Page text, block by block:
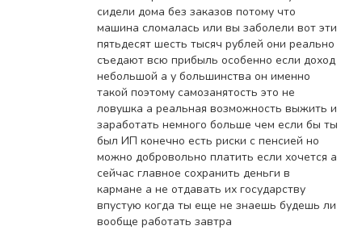
сидели дома без заказов потому что
машина сломалась или вы заболели вот эти
пятьдесят шесть тысяч рублей они реально
съедают всю прибыль особенно если доход
небольшой а у большинства он именно
такой поэтому самозанятость это не
ловушка а реальная возможность выжить и
заработать немного больше чем если бы ты
был ИП конечно есть риски с пенсией но
можно добровольно платить если хочется а
сейчас главное сохранить деньги в
кармане а не отдавать их государству
впустую когда ты еще не знаешь будешь ли
вообще работать завтра